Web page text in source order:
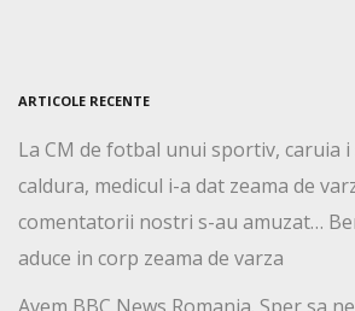
ARTICOLE RECENTE
La CM de fotbal unui sportiv, caruia
caldura, medicul i-a dat zeama de
comentatorii nostri s-au amuzat…
aduce in corp zeama de varza
Avem BBC News Romania. Sper sa